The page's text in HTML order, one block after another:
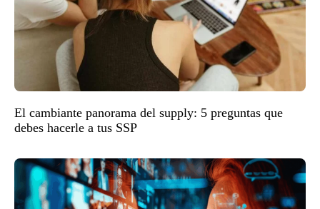
El cambiante panorama del supply: 5 preguntas que
debes hacerle a tus SSP